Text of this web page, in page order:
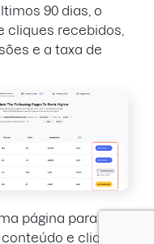
90 dias, o
cliques recebidos,
e a taxa de
página para
e clique